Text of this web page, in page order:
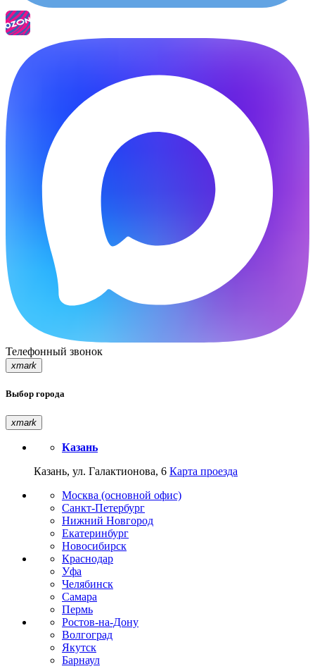
Телефонный звонок
xmark
Выбор города
xmark
Казань
Казань, ул. Галактионова, 6 Карта проезда
Москва (основной офис)
Санкт-Петербург
Нижний Новгород
Екатеринбург
Новосибирск
Краснодар
Уфа
Челябинск
Самара
Пермь
Ростов-на-Дону
Волгоград
Якутск
Барнаул